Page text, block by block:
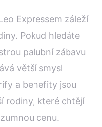
Expressem záleží
Pokud hledáte
palubní zábavu
větší smysl
a benefity jsou
rodiny, které chtějí
cenu.